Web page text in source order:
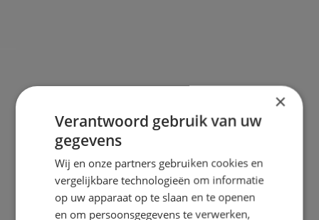
×
Verantwoord gebruik van uw
gegevens
Wij en onze partners gebruiken cookies en
vergelijkbare technologieën om informatie
op uw apparaat op te slaan en te openen
en om persoonsgegevens te verwerken,